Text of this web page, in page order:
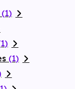
(1)
(1)